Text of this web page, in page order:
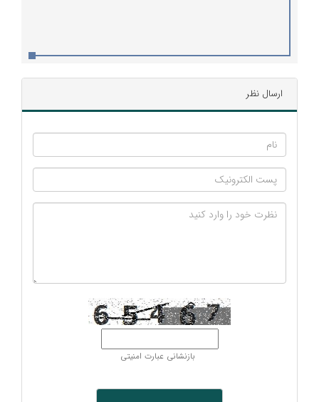
ارسال نظر
بازنشانی عبارت امنیتی